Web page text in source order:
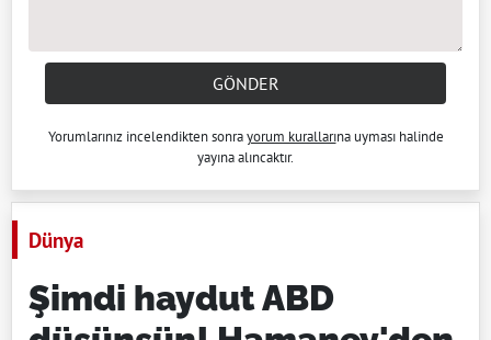
GÖNDER
Yorumlarınız incelendikten sonrayorum kurallarına uyması halinde
yayına alıncaktır.
Dünya
Şimdi haydut ABD